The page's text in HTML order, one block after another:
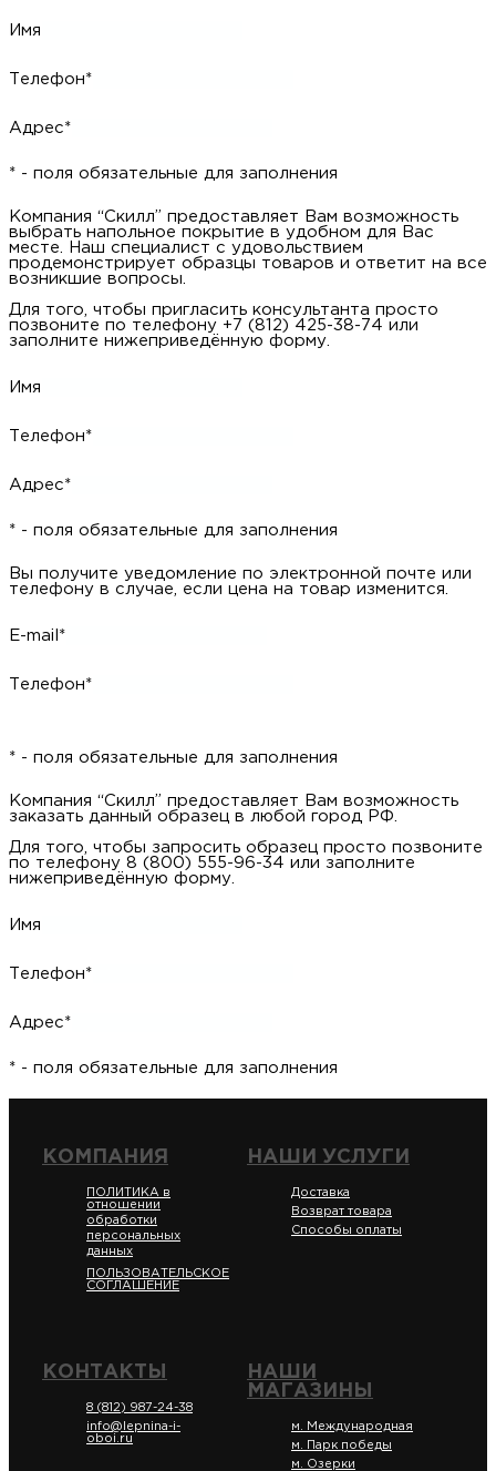
Имя
Телефон*
Адрес*
* - поля обязательные для заполнения
Компания “Скилл” предоставляет Вам возможность
выбрать напольное покрытие в удобном для Вас
месте. Наш специалист с удовольствием
продемонстрирует образцы товаров и ответит на все
возникшие вопросы.
Для того, чтобы пригласить консультанта просто
позвоните по телефону +7 (812) 425-38-74 или
заполните нижеприведённую форму.
Имя
Телефон*
Адрес*
* - поля обязательные для заполнения
Вы получите уведомление по электронной почте или
телефону в случае, если цена на товар изменится.
E-mail*
Телефон*
* - поля обязательные для заполнения
Компания “Скилл” предоставляет Вам возможность
заказать данный образец в любой город РФ.
Для того, чтобы запросить образец просто позвоните
по телефону 8 (800) 555-96-34 или заполните
нижеприведённую форму.
Имя
Телефон*
Адрес*
* - поля обязательные для заполнения
КОМПАНИЯ
ПОЛИТИКА в
отношении
обработки
персональных
данных
ПОЛЬЗОВАТЕЛЬСКОЕ
СОГЛАШЕНИЕ
НАШИ УСЛУГИ
Доставка
Возврат товара
Способы оплаты
КОНТАКТЫ
8 (812) 987-24-38
info@lepnina-i-
oboi.ru
НАШИ
МАГАЗИНЫ
м. Международная
м. Парк победы
м. Озерки